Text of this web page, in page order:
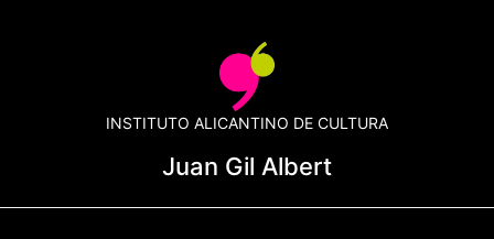
INSTITUTO ALICANTINO DE CULTURA
Juan Gil Albert